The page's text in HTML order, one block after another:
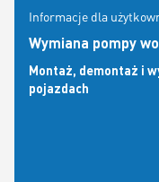
Informacje dla
Wymiana pompy
Montaż, demontaż i
pojazdach